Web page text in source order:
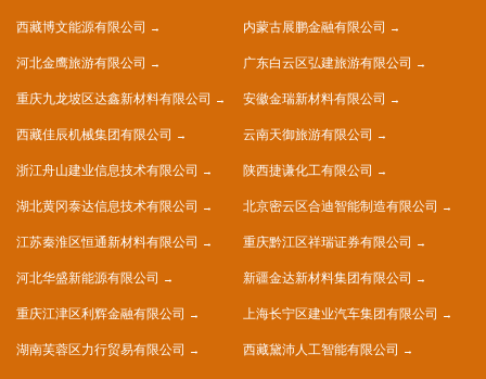
西藏博文能源有限公司 内蒙古展鹏金融有限公司
河北金鹰旅游有限公司 广东白云区弘建旅游有限公司
重庆九龙坡区达鑫新材料有限公司 安徽金瑞新材料有限公司
西藏佳辰机械集团有限公司 云南天御旅游有限公司
浙江舟山建业信息技术有限公司 陕西捷谦化工有限公司
湖北黄冈泰达信息技术有限公司 北京密云区合迪智能制造有限公司
江苏秦淮区恒通新材料有限公司 重庆黔江区祥瑞证券有限公司
河北华盛新能源有限公司 新疆金达新材料集团有限公司
重庆江津区利辉金融有限公司 上海长宁区建业汽车集团有限公司
湖南芙蓉区力行贸易有限公司 西藏黛沛人工智能有限公司